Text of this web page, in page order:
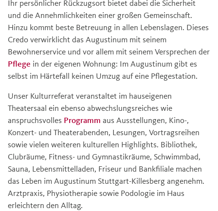
Ihr persönlicher Rückzugsort bietet dabei die Sicherheit
und die Annehmlichkeiten einer großen Gemeinschaft.
Hinzu kommt beste Betreuung in allen Lebenslagen. Dieses
Credo verwirklicht das Augustinum mit seinem
Bewohnerservice und vor allem mit seinem Versprechen der
Pflege in der eigenen Wohnung: Im Augustinum gibt es
selbst im Härtefall keinen Umzug auf eine Pflegestation.
Unser Kulturreferat veranstaltet im hauseigenen
Theatersaal ein ebenso abwechslungsreiches wie
anspruchsvolles Programm aus Ausstellungen, Kino-,
Konzert- und Theaterabenden, Lesungen, Vortragsreihen
sowie vielen weiteren kulturellen Highlights. Bibliothek,
Clubräume, Fitness- und Gymnastikräume, Schwimmbad,
Sauna, Lebensmittelladen, Friseur und Bankfiliale machen
das Leben im Augustinum Stuttgart-Killesberg angenehm.
Arztpraxis, Physiotherapie sowie Podologie im Haus
erleichtern den Alltag.